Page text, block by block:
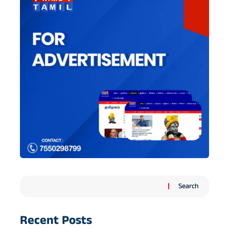
Search
Recent Posts